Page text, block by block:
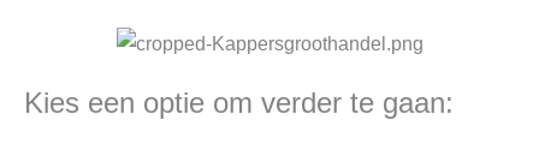
Kies een optie om verder te gaan: